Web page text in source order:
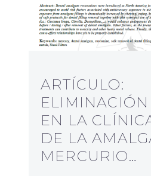
ARTÍCULO:
ELIMINACIÓN
EN LA
DE LA
MERCURIO…